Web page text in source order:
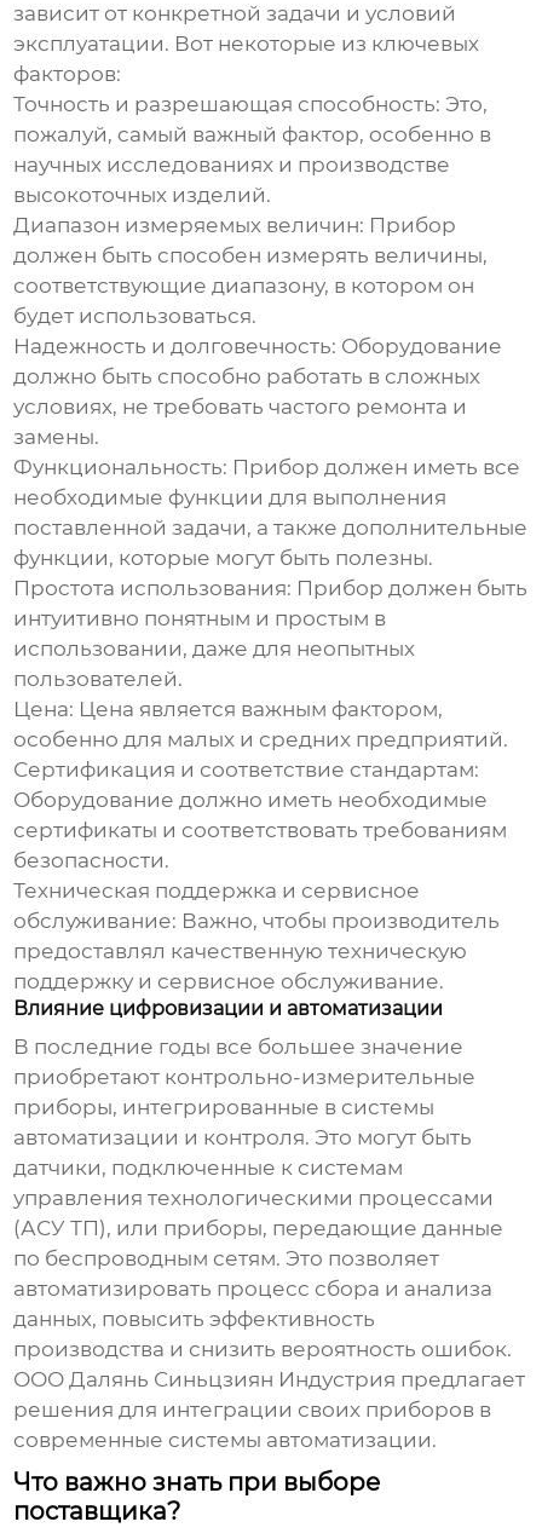
зависит от конкретной задачи и условий
эксплуатации. Вот некоторые из ключевых
факторов:
Точность и разрешающая способность: Это,
пожалуй, самый важный фактор, особенно в
научных исследованиях и производстве
высокоточных изделий.
Диапазон измеряемых величин: Прибор
должен быть способен измерять величины,
соответствующие диапазону, в котором он
будет использоваться.
Надежность и долговечность: Оборудование
должно быть способно работать в сложных
условиях, не требовать частого ремонта и
замены.
Функциональность: Прибор должен иметь все
необходимые функции для выполнения
поставленной задачи, а также дополнительные
функции, которые могут быть полезны.
Простота использования: Прибор должен быть
интуитивно понятным и простым в
использовании, даже для неопытных
пользователей.
Цена: Цена является важным фактором,
особенно для малых и средних предприятий.
Сертификация и соответствие стандартам:
Оборудование должно иметь необходимые
сертификаты и соответствовать требованиям
безопасности.
Техническая поддержка и сервисное
обслуживание: Важно, чтобы производитель
предоставлял качественную техническую
поддержку и сервисное обслуживание.
Влияние цифровизации и автоматизации
В последние годы все большее значение
приобретают контрольно-измерительные
приборы, интегрированные в системы
автоматизации и контроля. Это могут быть
датчики, подключенные к системам
управления технологическими процессами
(АСУ ТП), или приборы, передающие данные
по беспроводным сетям. Это позволяет
автоматизировать процесс сбора и анализа
данных, повысить эффективность
производства и снизить вероятность ошибок.
ООО Далянь Синьцзиян Индустрия предлагает
решения для интеграции своих приборов в
современные системы автоматизации.
Что важно знать при выборе
поставщика?